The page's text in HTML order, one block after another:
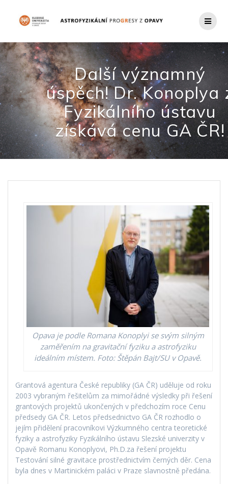
obsah
Další významný
úspěch! Dr. Konoplya
Fyzikálního ústavu
získává cenu GA ČR!
Opava je podle Romana Konoplyi se svým silným
zaměřením na gravitační fyziku a astrofyziku
ideálním místem. Foto: Štěpán Bajt/SU v Opavě.
Grantová agentura České republiky (GA ČR) uděluje od roku
2003 vybraným řešitelům za mimořádné výsledky při řešení
grantových projektů ukončených v předchozím roce Cenu
předsedy GA ČR. Letos předsednictvo GA ČR rozhodlo o
jejím přidělení pracovníkovi Výzkumného centra teoretické
fyziky a astrofyziky Fyzikálního ústavu Slezské univerzity v
Opavě Romanu Konoplyovi, Ph.D.za řešení projektu
Testování silné gravitace prostřednictvím černých děr. Cena
byla dnes v Martinickém paláci v Praze slavnostně předána.